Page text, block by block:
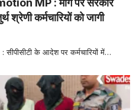
MP : मांग पर सरकार
श्रेणी कर्मचारियों को जागी
के आदेश पर कर्मचारियों में…